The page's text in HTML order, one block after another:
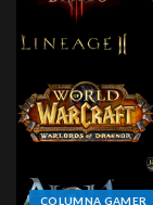
COLUMNA GAMER